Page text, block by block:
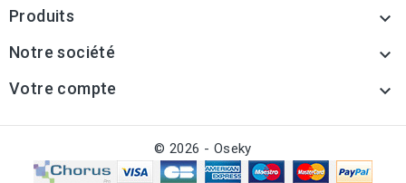
Produits 
Notre société 
Votre compte 
© 2026 - Oseky